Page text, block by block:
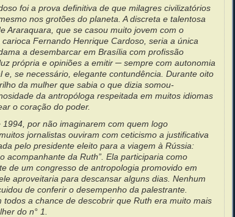
foi a prova definitiva de que milagres civilizatórios
nos grotões do planeta. A discreta e talentosa
Araraquara, que se casou muito jovem com o
carioca Fernando Henrique Cardoso, seria a única
a desembarcar em Brasília com profissão
própria e opiniões a emitir ─ sempre com autonomia
e, se necessário, elegante contundência. Durante oito
da mulher que sabia o que dizia somou-
da antropóloga respeitada em muitos idiomas
o coração do poder.
1994, por não imaginarem com quem logo
jornalistas ouviram com ceticismo a justificativa
pelo presidente eleito para a viagem à Rússia:
acompanhante da Ruth”. Ela participaria como
de um congresso de antropologia promovido em
aproveitaria para descansar alguns dias. Nenhum
de conferir o desempenho da palestrante.
todos a chance de descobrir que Ruth era muito mais
do n° 1.